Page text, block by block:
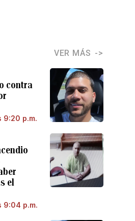
VER MÁS
contra
9:20 p.m.
el
9:04 p.m.